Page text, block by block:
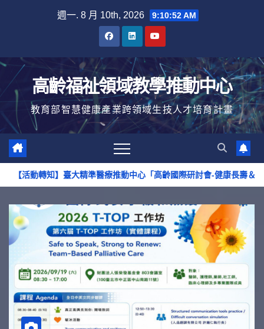
週一. 8 月 10th, 2026 9:10:53 AM
高齡福祉領域教學推動中心
教育部智慧健康產業跨領域生技人才培育計畫
臺大精準醫療推動中心「高齡國際研討會-健康長壽＆社區韌性」